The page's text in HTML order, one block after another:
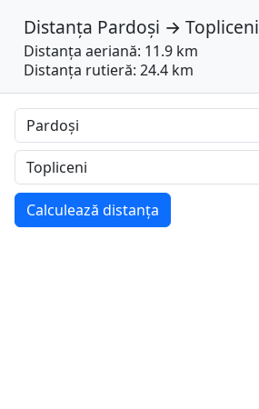
Distanța Pardoși → Topliceni
Distanța aeriană: 11.9 km
Distanța rutieră: 24.4 km
Calculează distanța